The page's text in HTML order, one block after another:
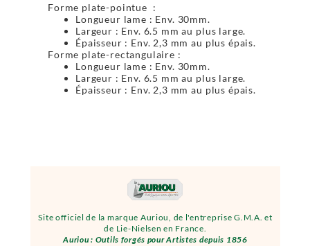
Site officiel de la marque Auriou, de l'entreprise G.M.A. et
de Lie-Nielsen en France.
Auriou : Outils forgés pour Artistes depuis 1856
Forme plate-pointue :
Longueur lame : Env. 30mm.
Largeur : Env. 6.5 mm au plus large.
Épaisseur : Env. 2,3 mm au plus épais.
Forme plate-rectangulaire :
Longueur lame : Env. 30mm.
Largeur : Env. 6.5 mm au plus large.
Épaisseur : Env. 2,3 mm au plus épais.